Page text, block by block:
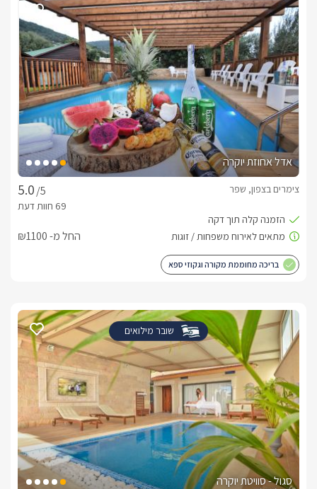
אדל אחוזת יוקרה
/5
צימרים בצפון, שפר
החל מ- ₪1100
בריכה מחוממת מקורה וגקוזי ספא
שובר מילואים
סגול - סוויטת יוקרה